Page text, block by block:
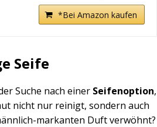
*Bei Amazon kaufen
Seife
Suche nach einer Seifenoption,
nicht nur reinigt, sondern auch
markanten Duft verwöhnt?